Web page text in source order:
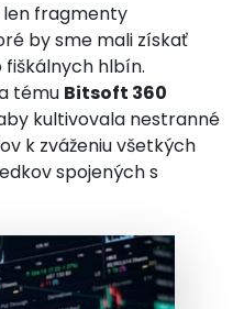
len fragmenty
by sme mali získať
hlbín.
tému Bitsoft 360
kultivovala nestranné
k zváženiu všetkých
spojených s